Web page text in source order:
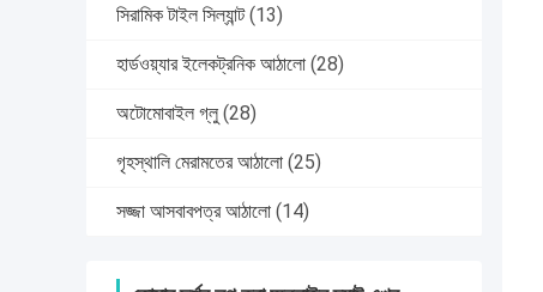
সিরামিক টাইল সিল্যান্ট (13)
হার্ডওয়্যার ইলেকট্রনিক আঠালো (28)
অটোমোবাইল গ্লু (28)
গৃহস্থালি মেরামতের আঠালো (25)
সজ্জা আসবাবপত্র আঠালো (14)